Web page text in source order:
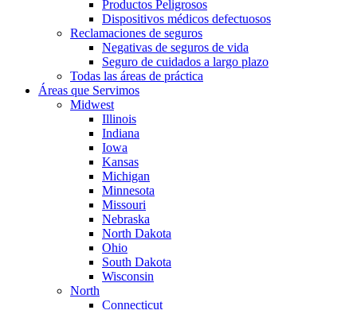
Productos Peligrosos
Dispositivos médicos defectuosos
Reclamaciones de seguros
Negativas de seguros de vida
Seguro de cuidados a largo plazo
Todas las áreas de práctica
Áreas que Servimos
Midwest
Illinois
Indiana
Iowa
Kansas
Michigan
Minnesota
Missouri
Nebraska
North Dakota
Ohio
South Dakota
Wisconsin
North
Connecticut